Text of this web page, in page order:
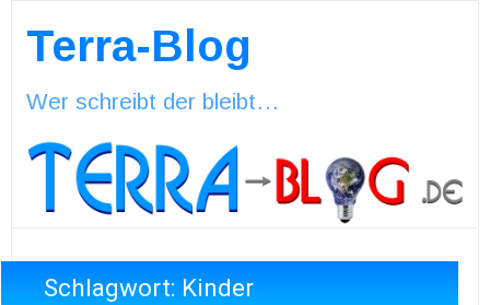
Terra-Blog
Wer schreibt der bleibt…
Schlagwort: Kinder